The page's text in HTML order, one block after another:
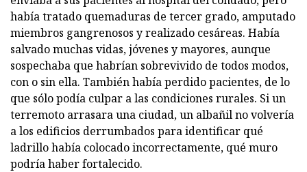
había tratado quemaduras de tercer grado, amputado
miembros gangrenosos y realizado cesáreas. Había
salvado muchas vidas, jóvenes y mayores, aunque
sospechaba que habrían sobrevivido de todos modos,
con o sin ella. También había perdido pacientes, de lo
que sólo podía culpar a las condiciones rurales. Si un
terremoto arrasara una ciudad, un albañil no volvería
a los edificios derrumbados para identificar qué
ladrillo había colocado incorrectamente, qué muro
podría haber fortalecido.